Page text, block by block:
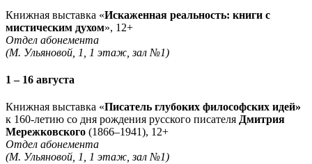
Книжная выставка «Искаженная реальность: книги с
мистическим духом», 12+
Отдел абонемента
(М. Ульяновой, 1, 1 этаж, зал №1)
1 – 16 августа
Книжная выставка «Писатель глубоких философских идей»
к 160-летию со дня рождения русского писателя Дмитрия
Мережковского (1866–1941), 12+
Отдел абонемента
(М. Ульяновой, 1, 1 этаж, зал №1)